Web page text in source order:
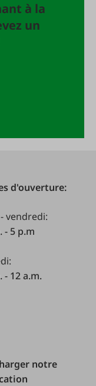
à la
un
d'ouverture:
vendredi:
- 5 p.m
- 12 a.m.
notre